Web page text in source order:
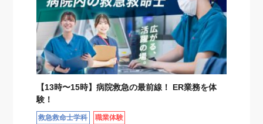
【13時〜15時】病院救急の最前線！ ER業務を体
験！
救急救命士学科 職業体験